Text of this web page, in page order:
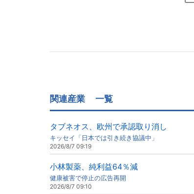
関連産業 一覧
タブネオス、欧州で承認取り消し
キッセイ「日本では引き続き協議中」
2026/8/7 09:19
小林製薬、純利益64％減
健康被害で停止の広告再開
2026/8/7 09:10